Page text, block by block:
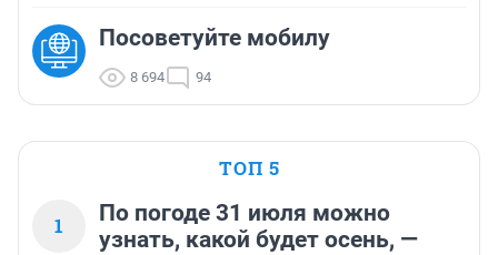
Посоветуйте мобилу
8 694 94
ТОП 5
1
По погоде 31 июля можно
узнать, какой будет осень, —